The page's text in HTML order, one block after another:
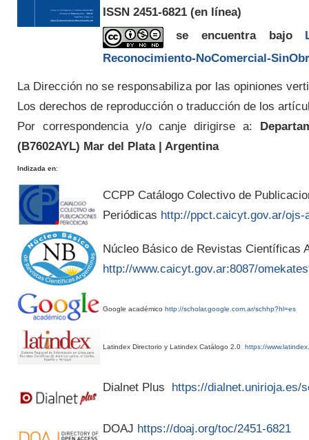
ISSN 2451-6821 (en línea)
se encuentra bajo
Reconocimiento-NoComercial-
La Dirección no se responsabiliza por las opiniones
Los derechos de reproducción o traducción de los
Por correspondencia y/o canje dirigirse a:
(B7602AYL) Mar del Plata | Argentina
Indizada en:
CCPP Catálogo Colectivo de
Periódicas http://ppct.caicyt.gov.ar/ojs-
Núcleo Básico de Revistas Científicas
http://www.caicyt.gov.ar:8087/
Google académico http://scholar.google.com.ar/schhp?hl=es
Latindex Directorio y Latindex Catálogo 2.0 https://
Dialnet Plus https://dialnet.unirioja.es/
DOAJ https://doaj.org/toc/2451-6821